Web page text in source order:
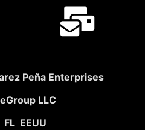
Peña Enterprises
LLC
EEUU